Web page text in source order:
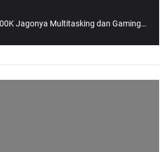
Intel Core i5-14600K Jagonya Multitasking dan Gaming, Tapi Gak Bikin Dompet Bolong!